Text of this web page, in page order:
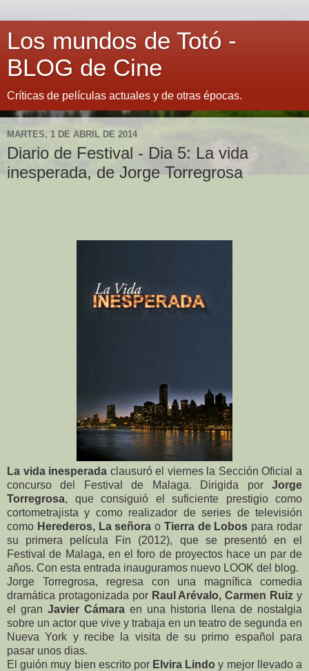
Los mundos de Totó -
BLOG de Cine
Críticas de películas actuales y de otras épocas.
MARTES, 1 DE ABRIL DE 2014
Diario de Festival - Dia 5: La vida
inesperada, de Jorge Torregrosa
La vida inesperada clausuró el viernes la Sección Oficial a
concurso del Festival de Malaga. Dirigida por Jorge
Torregrosa, que consiguió el suficiente prestigio como
cortometrajista y como realizador de series de televisión
como Herederos, La señorao Tierra de Lobos para rodar
su primera película Fin (2012), que se presentó en el
Festival de Malaga, en el foro de proyectos hace un par de
años. Con esta entrada inauguramos nuevo LOOK del blog.
Jorge Torregrosa, regresa con una magnífica comedia
dramática protagonizada por Raul Arévalo, Carmen Ruiz y
el gran Javier Cámara en una historia llena de nostalgia
sobre un actor que vive y trabaja en un teatro de segunda en
Nueva York y recibe la visita de su primo español para
pasar unos dias.
El guión muy bien escrito por Elvira Lindo y mejor llevado a